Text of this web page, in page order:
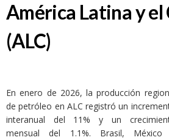
América Latina y el
(ALC)
En enero de 2026, la producción
de petróleo en ALC registró un
interanual del 11% y un
mensual del 1.1%. Brasil,